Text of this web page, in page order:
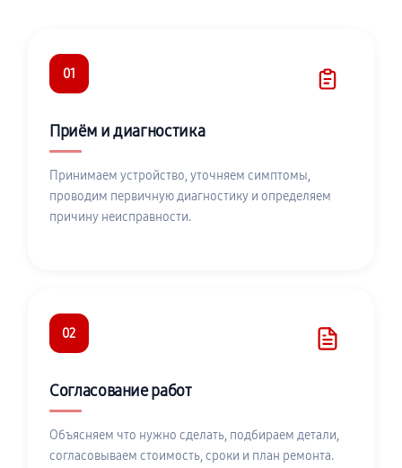
01
Приём и диагностика
Принимаем устройство, уточняем симптомы,
проводим первичную диагностику и определяем
причину неисправности.
02
Согласование работ
Объясняем что нужно сделать, подбираем детали,
согласовываем стоимость, сроки и план ремонта.